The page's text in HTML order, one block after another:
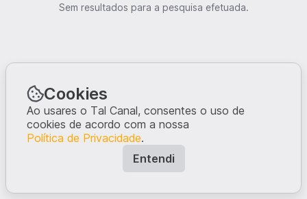
Sem resultados para a pesquisa efetuada.
Cookies
Ao usares o Tal Canal, consentes o uso de
cookies de acordo com a nossa
Política de Privacidade.
Entendi